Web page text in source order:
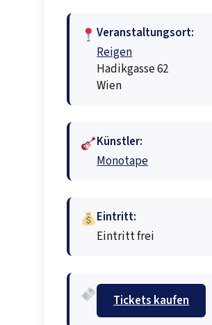
Veranstaltungsort:
Reigen
Hadikgasse 62
Wien
Künstler:
Monotape
Eintritt:
Eintritt frei
Tickets kaufen